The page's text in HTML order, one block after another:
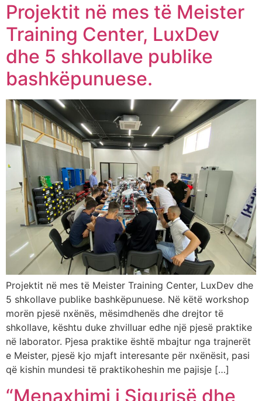
Projektit në mes të Meister
Training Center, LuxDev
dhe 5 shkollave publike
bashkëpunuese.
Projektit në mes të Meister Training Center, LuxDev dhe
5 shkollave publike bashkëpunuese. Në këtë workshop
morën pjesë nxënës, mësimdhenës dhe drejtor të
shkollave, kështu duke zhvilluar edhe një pjesë praktike
në laborator. Pjesa praktike është mbajtur nga trajnerët
e Meister, pjesë kjo mjaft interesante për nxënësit, pasi
që kishin mundesi të praktikoheshin me pajisje […]
“Menaxhimi i Sigurisë dhe